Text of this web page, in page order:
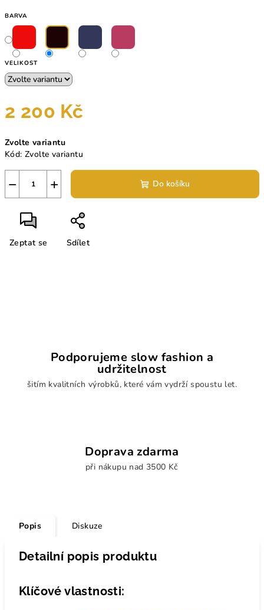
BARVA
VELIKOST
2 200 Kč
cena:
Zvolte variantu
Kód: Zvolte variantu
+
− Do košíku
Zeptat se Sdílet
Podporujeme slow fashion a
udržitelnost
šitím kvalitních výrobků, které vám vydrží spoustu let.
Doprava zdarma
při nákupu nad 3500 Kč
Popis Diskuze
Detailní popis produktu
Klíčové vlastnosti: